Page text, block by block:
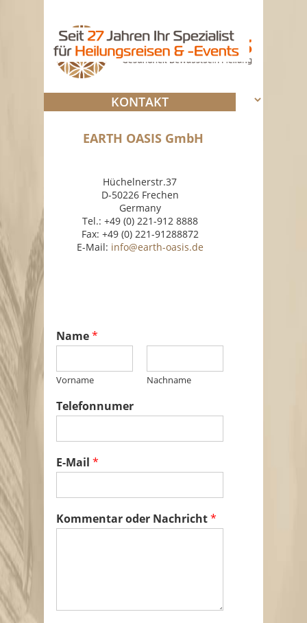
KONTAKT
EARTH OASIS GmbH
Hüchelnerstr.37
D-50226 Frechen
Germany
Tel.: +49 (0) 221-912 8888
Fax: +49 (0) 221-91288872
E-Mail: info@earth-oasis.de
Name*
Vorname Nachname
Telefonnumer
E
-
a
i
l
n
E-Mail *
Kommentar oder Nachricht*